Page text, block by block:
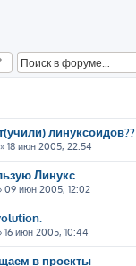
линуксоидов??
18 июн 2005, 22:54
Линукс...
09 июн 2005, 12:02
16 июн 2005, 10:44
в проекты